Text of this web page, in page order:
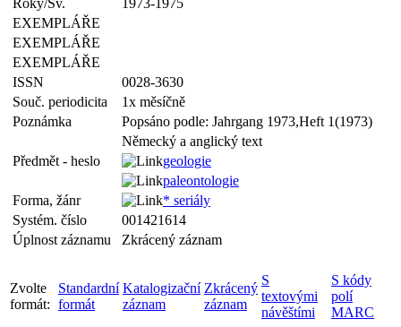
Roky/Sv.
1973-1975
EXEMPLÁŘE
EXEMPLÁŘE
EXEMPLÁŘE
ISSN
0028-3630
Souč. periodicita
1x měsíčně
Poznámka
Popsáno podle: Jahrgang 1973,Heft 1(1973)
Německý a anglický text
Předmět - heslo
geologie
paleontologie
Forma, žánr
* seriály
Systém. číslo
001421614
Úplnost záznamu
Zkrácený záznam
Zvolte
formát:
Standardní
formát
Katalogizační
záznam
Zkrácený
záznam
S
textovými
návěštími
S kódy
polí
MARC